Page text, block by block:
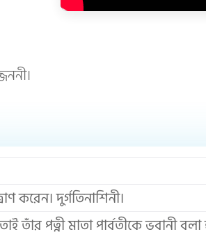
করেন। দুর্গতিনাশিনী।
তাঁর পত্নী মাতা পার্বতীকে ভবানী বলা